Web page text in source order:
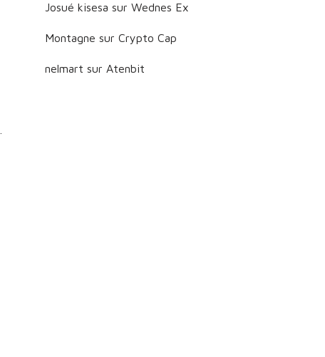
Josué kisesa sur Wednes Ex
Montagne sur Crypto Cap
nelmart sur Atenbit